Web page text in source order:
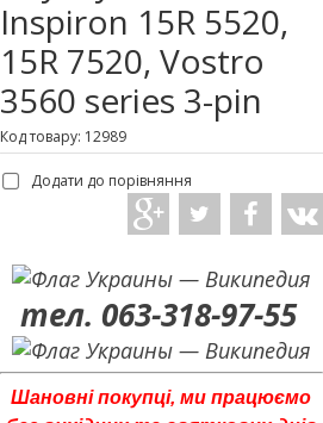
Inspiron 15R 5520,
15R 7520, Vostro
3560 series 3-pin
Код товару: 12989
Додати до порівняння
тел. 063-318-97-55
Шановні покупці, ми працюємо